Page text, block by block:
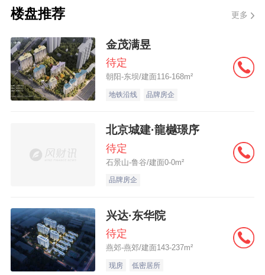
米，其中55%为办公物业，45%为零售物
数据显示，以“新天地”为标杆的零售物业项
目，平均出租率达到94%，客流量和租户销
售均增长10.5%；成熟运营的办公楼出租率
始终维持在90%的高位水平，瑞安房地产的
商业经营成绩稳居行业前列。
在瑞安新天地行政总裁张斌看来，当前中国
持续创新来提供更加前沿的生活方式和文化
焕新产品与体验，从而稳步推动租金收入的
增长；办公物业尽管普遍面临压力，但集团
楼盘推荐 更多
金茂满昱
待定
朝阳-东坝/建面116-168m²
地铁沿线 品牌房企
北京城建·龍樾璟序
待定
石景山-鲁谷/建面0-0m²
品牌房企
兴达·东华院
待定
燕郊-燕郊/建面143-237m²
现房 低密居所